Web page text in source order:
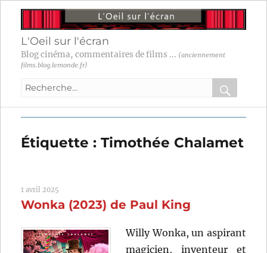
L'Oeil sur l'écran
Blog cinéma, commentaires de films ... (anciennement
films.blog.lemonde.fr)
Recherche
:
OK
Étiquette :Timothée Chalamet
1 avril 2025
Wonka (2023) de Paul King
Willy Wonka, un aspirant
magicien, inventeur et